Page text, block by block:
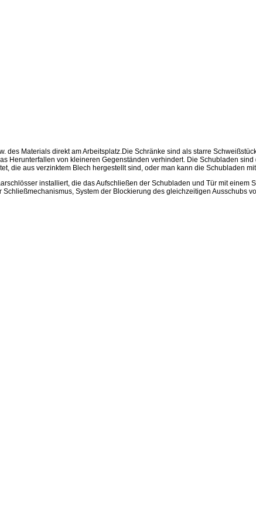
des Materials direkt am Arbeitsplatz. Die Schränke sind als starre
Herunterfallen von kleineren Gegenständen verhindert. Die Schubladen
die aus verzinktem Blech hergestellt sind, oder man kann die Schubladen
installiert, die das Aufschließen der Schubladen und Tür mit
System der Blockierung des gleichzeitigen Ausschubs